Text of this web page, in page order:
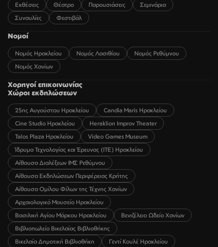
Εκθέσεις
Θέατρο Παρουσιάσεις
Σεμινάρια
Συναυλίες
Φεστιβάλ
Νομοί
Νομός Ηρακλείου Νομός Λασιθίου
Νομός Ρεθύμνου
Νομός Χανίων
Χορηγοί επικοινωνίας
Χώροι εκδηλώσεων
25ης Αυγούστου Ηρακλείου
Candia Maris Ηρακλείου
Cine Studio Ηρακλείου
Heraklion Improv Theater
Talos Plaza Ηρακλείου
Video Games Museum
Ίδρυμα Τεχνολογίας και Έρευνας (ΙΤΕ) Ηρακλείου
Αίθουσα Διαλέξεων ΙΜΣ Ρεθύμνου
Αίθουσα Εκδηλώσεων Περιφέρειας Κρήτης
Αίθουσα Ομίλου Φίλων της Τέχνης Χανίων
Αρχαιολογικό Μουσείο Ηρακλείου
Βασιλική Αγίου Μάρκου Ηρακλείου
Βενιζέλειο Ωδείο Χανίων
Βιβλιοπωλείο Βικελαίας Βιβλιοθήκης
Βικελαία Δημοτική Βιβλιοθήκη
Γεντί Κουλέ Ηρακλείου